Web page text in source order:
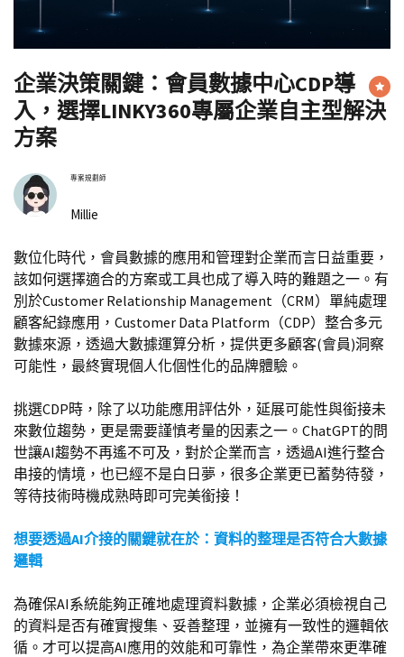
企業決策關鍵：會員數據中心CDP導
入，選擇LINKY360專屬企業自主型解決
方案
專案規劃師
Millie
數位化時代，會員數據的應用和管理對企業而言日益重要，
該如何選擇適合的方案或工具也成了導入時的難題之一。有
別於Customer Relationship Management（CRM）單純處理
顧客紀錄應用，Customer Data Platform（CDP）整合多元
數據來源，透過大數據運算分析，提供更多顧客(會員)洞察
可能性，最終實現個人化個性化的品牌體驗。
挑選CDP時，除了以功能應用評估外，延展可能性與銜接未
來數位趨勢，更是需要謹慎考量的因素之一。ChatGPT的問
世讓AI趨勢不再遙不可及，對於企業而言，透過AI進行整合
串接的情境，也已經不是白日夢，很多企業更已蓄勢待發，
等待技術時機成熟時即可完美銜接！
想要透過AI介接的關鍵就在於：資料的整理是否符合大數據
邏輯
為確保AI系統能夠正確地處理資料數據，企業必須檢視自己
的資料是否有確實搜集、妥善整理，並擁有一致性的邏輯依
循。才可以提高AI應用的效能和可靠性，為企業帶來更準確